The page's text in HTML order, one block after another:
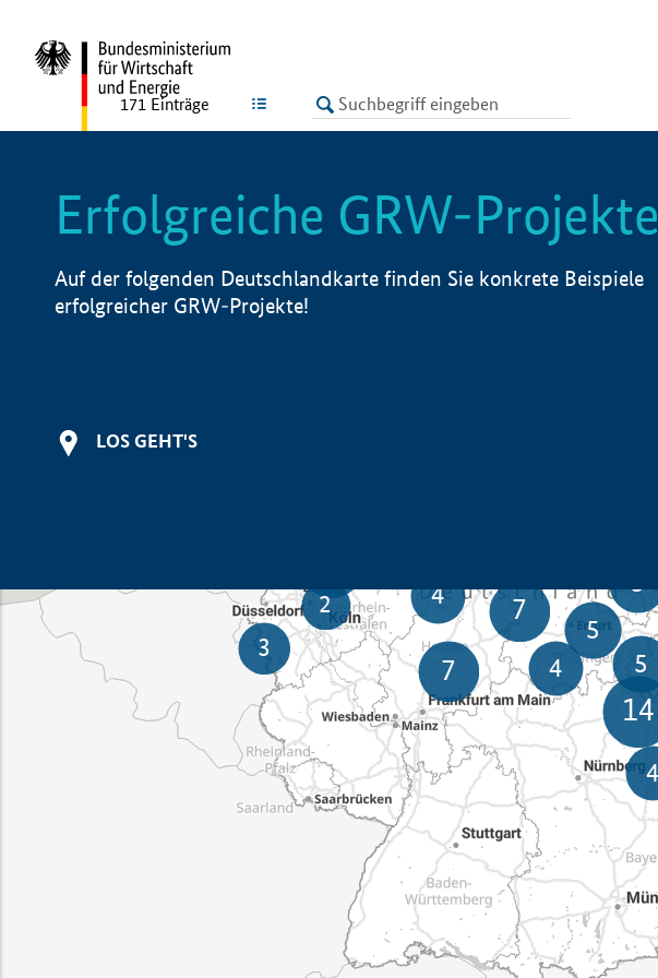
LISTE
171 Einträge
Erfolgreiche GRW-Projekte
Auf der folgenden Deutschlandkarte finden Sie konkrete Beispiele
erfolgreicher GRW-Projekte!
LOS GEHT'S